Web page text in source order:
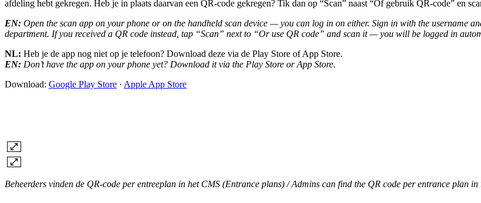
afdeling hebt gekregen. Heb je in plaats daarvan een QR-code gekregen? Tik dan op “Scan” naast “Of gebruik QR-code” en
EN: Open the scan app on your phone or on the handheld scan device — you can log in on either. Sign in with the username
department. If you received a QR code instead, tap “Scan” next to “Or use QR code” and scan it — you will be logged in
NL: Heb je de app nog niet op je telefoon? Download deze via de Play Store of App Store.
EN: Don’t have the app on your phone yet? Download it via the Play Store or App Store.
Download: Google Play Store · Apple App Store
Beheerders vinden de QR-code per entreeplan in het CMS (Entrance plans) / Admins can find the QR code per entrance plan